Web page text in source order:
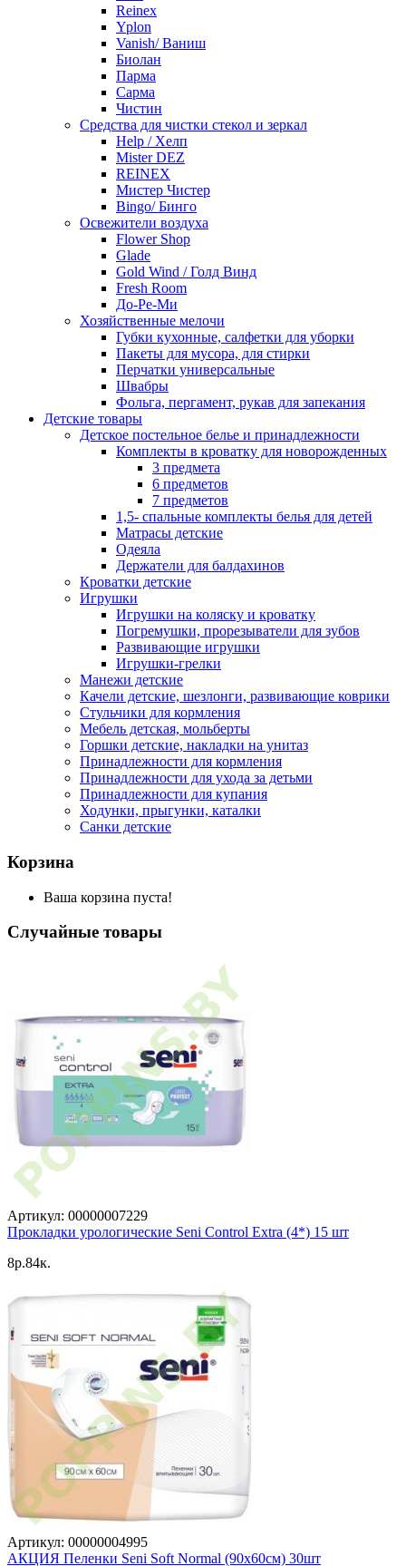
Reinex
Yplon
Vanish/ Ваниш
Биолан
Парма
Сарма
Чистин
Средства для чистки стекол и зеркал
Help / Хелп
Mister DEZ
REINEX
Мистер Чистер
Bingo/ Бинго
Освежители воздуха
Flower Shop
Glade
Gold Wind / Голд Винд
Fresh Room
До-Ре-Ми
Хозяйственные мелочи
Губки кухонные, салфетки для уборки
Пакеты для мусора, для стирки
Перчатки универсальные
Швабры
Фольга, пергамент, рукав для запекания
Детские товары
Детское постельное белье и принадлежности
Комплекты в кроватку для новорожденных
3 предмета
6 предметов
7 предметов
1,5- спальные комплекты белья для детей
Матрасы детские
Одеяла
Держатели для балдахинов
Кроватки детские
Игрушки
Игрушки на коляску и кроватку
Погремушки, прорезыватели для зубов
Развивающие игрушки
Игрушки-грелки
Манежи детские
Качели детские, шезлонги, развивающие коврики
Стульчики для кормления
Мебель детская, мольберты
Горшки детские, накладки на унитаз
Принадлежности для кормления
Принадлежности для ухода за детьми
Принадлежности для купания
Ходунки, прыгунки, каталки
Санки детские
Корзина
Ваша корзина пуста!
Случайные товары
Артикул: 00000007229
Прокладки урологические Seni Control Extra (4*) 15 шт
8p.84к.
Артикул: 00000004995
АКЦИЯ Пеленки Seni Soft Normal (90x60см) 30шт